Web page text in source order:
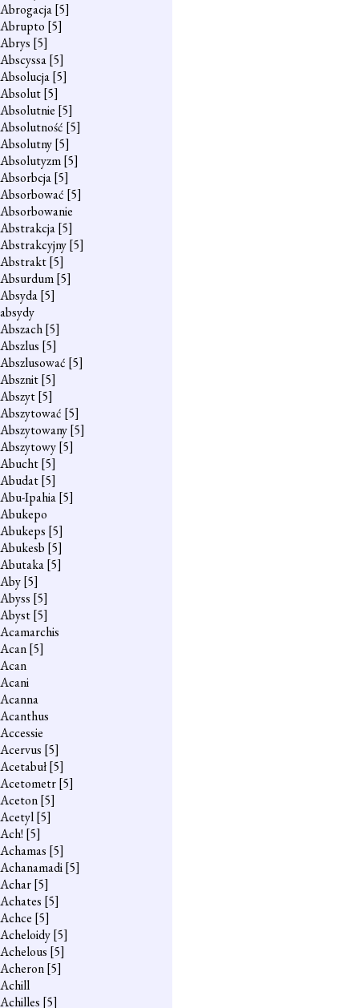
Abrogacja[5]
Abrupto [5]
Abrys [5]
Abscyssa[5]
Absolucja[5]
Absolut[5]
Absolutnie [5]
Absolutność [5]
Absolutny[5]
Absolutyzm[5]
Absorbcja[5]
Absorbować [5]
Absorbowanie
Abstrakcja[5]
Abstrakcyjny[5]
Abstrakt[5]
Absurdum[5]
Absyda[5]
absydy
Abszach[5]
Abszlus [5]
Abszlusować [5]
Absznit[5]
Abszyt[5]
Abszytować [5]
Abszytowany[5]
Abszytowy[5]
Abucht[5]
Abudat[5]
Abu-Ipahia[5]
Abukepo
Abukeps [5]
Abukesb [5]
Abutaka[5]
Aby[5]
Abyss [5]
Abyst[5]
Acamarchis
Acan[5]
Acan
Acani
Acanna
Acanthus
Accessie
Acervus [5]
Acetabuł[5]
Acetometr[5]
Aceton[5]
Acetyl[5]
Ach! [5]
Achamas [5]
Achanamadi[5]
Achar[5]
Achates [5]
Achce [5]
Acheloidy[5]
Achelous [5]
Acheron[5]
Achill
Achilles [5]